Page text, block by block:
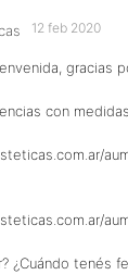
12 feb 2020
gracias
con
¿Cuándo tenés